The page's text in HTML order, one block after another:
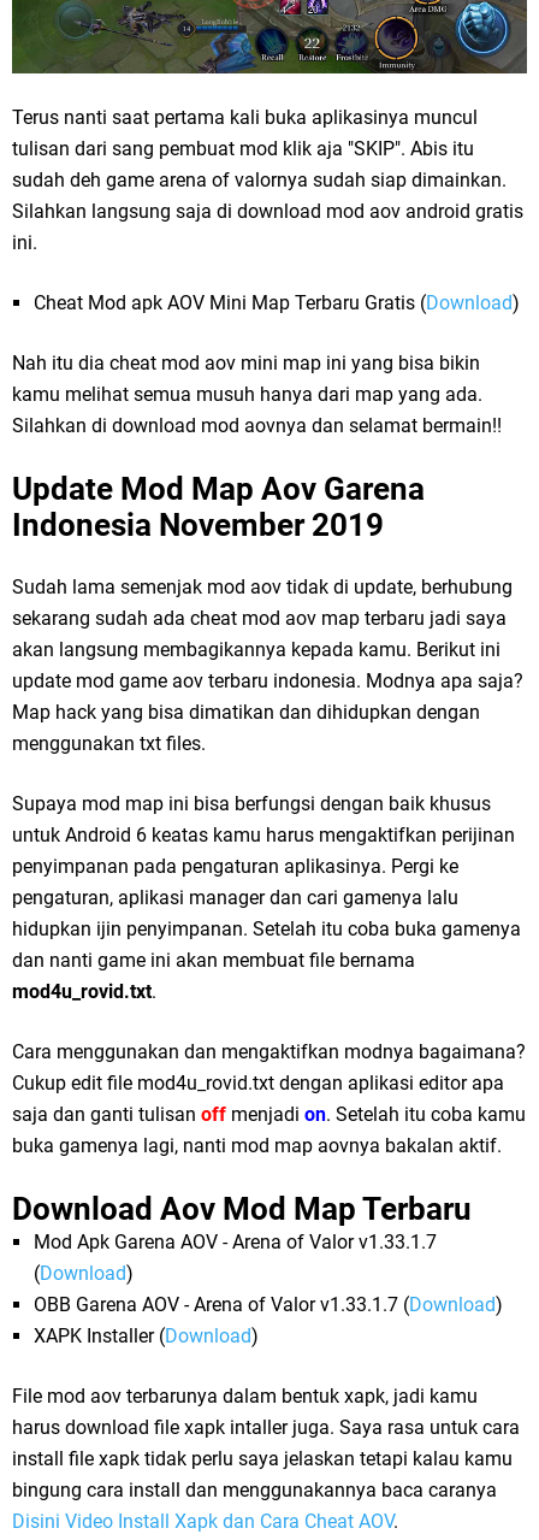
Terus nanti saat pertama kali buka aplikasinya muncul
tulisan dari sang pembuat mod klik aja "SKIP". Abis itu
sudah deh game arena of valornya sudah siap dimainkan.
Silahkan langsung saja di download mod aov android gratis
ini.
Cheat Mod apk AOV Mini Map Terbaru Gratis (Download)
Nah itu dia cheat mod aov mini map ini yang bisa bikin
kamu melihat semua musuh hanya dari map yang ada.
Silahkan di download mod aovnya dan selamat bermain!!
Update Mod Map Aov Garena
Indonesia November 2019
Sudah lama semenjak mod aov tidak di update, berhubung
sekarang sudah ada cheat mod aov map terbaru jadi saya
akan langsung membagikannya kepada kamu. Berikut ini
update mod game aov terbaru indonesia. Modnya apa saja?
Map hack yang bisa dimatikan dan dihidupkan dengan
menggunakan txt files.
Supaya mod map ini bisa berfungsi dengan baik khusus
untuk Android 6 keatas kamu harus mengaktifkan perijinan
penyimpanan pada pengaturan aplikasinya. Pergi ke
pengaturan, aplikasi manager dan cari gamenya lalu
hidupkan ijin penyimpanan. Setelah itu coba buka gamenya
dan nanti game ini akan membuat file bernama
mod4u_rovid.txt.
Cara menggunakan dan mengaktifkan modnya bagaimana?
Cukup edit file mod4u_rovid.txt dengan aplikasi editor apa
saja dan ganti tulisan off menjadi on. Setelah itu coba kamu
buka gamenya lagi, nanti mod map aovnya bakalan aktif.
Download Aov Mod Map Terbaru
Mod Apk Garena AOV - Arena of Valor v1.33.1.7
(Download)
OBB Garena AOV - Arena of Valor v1.33.1.7 (Download)
XAPK Installer (Download)
File mod aov terbarunya dalam bentuk xapk, jadi kamu
harus download file xapk intaller juga. Saya rasa untuk cara
install file xapk tidak perlu saya jelaskan tetapi kalau kamu
bingung cara install dan menggunakannya baca caranya
Disini Video Install Xapk dan Cara Cheat AOV.